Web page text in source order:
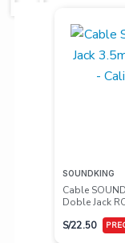
SOUNDKING
Cable
Doble Jack
S/22.50